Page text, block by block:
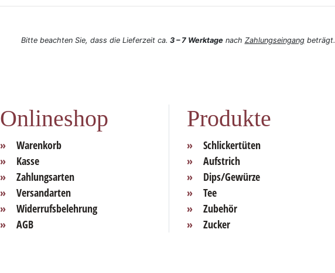
Bitte beachten Sie, dass die Lieferzeit ca. 3 – 7 Werktagenach Zahlungseingangbeträgt.
Onlineshop
Warenkorb
Kasse
Zahlungsarten
Versandarten
Widerrufsbelehrung
AGB
Produkte
Schlickertüten
Aufstrich
Dips/Gewürze
Tee
Zubehör
Zucker